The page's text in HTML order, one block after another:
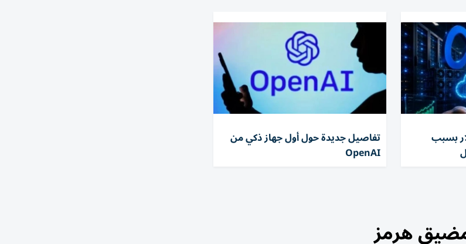
دولار بسبب تفاصيل جديدة حول أول جهاز ذكي من
OpenAI
مضيق هرمز